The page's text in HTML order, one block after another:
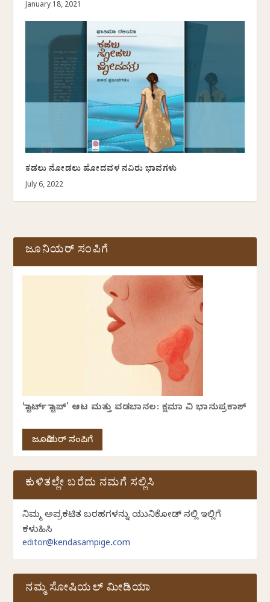
January 18, 2021
ಕಡಲು ನೋಡಲು ಹೋದವಳ ನವಿರು ಭಾವಗಳು
July 6, 2022
ಜೂನಿಯರ್ ಸಂಪಿಗೆ
‘ಸ್ಟಾರ್ಟ್ ಸ್ಟಾಪ್’ ಆಟ ಮತ್ತು ವಡಬಾನಲ: ಕ್ಷಮಾ ವಿ ಭಾನುಪ್ರಕಾಶ್
ಜೂನಿಯರ್ ಸಂಪಿಗೆ
ಕುಳಿತಲ್ಲೇ ಬರೆದು ನಮಗೆ ಸಲ್ಲಿಸಿ
ನಿಮ್ಮ ಅಪ್ರಕಟಿತ ಬರಹಗಳನ್ನು ಯುನಿಕೋಡ್ ನಲ್ಲಿ ಇಲ್ಲಿಗೆ
ಕಳುಹಿಸಿ
editor@kendasampige.com
ನಮ್ಮ ಸೋಷಿಯಲ್‌ ಮೀಡಿಯಾ